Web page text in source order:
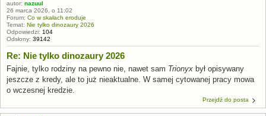
autor: nazuul
26 marca 2026, o 11:02
Forum: Co w skałach eroduje
Temat: Nie tylko dinozaury 2026
Odpowiedzi: 104
Odsłony: 39142
Re: Nie tylko dinozaury 2026
Fajnie, tylko rodziny na pewno nie, nawet sam Trionyx był opisywany
jeszcze z kredy, ale to już nieaktualne. W samej cytowanej pracy mowa
o wczesnej kredzie.
Przejdź do posta